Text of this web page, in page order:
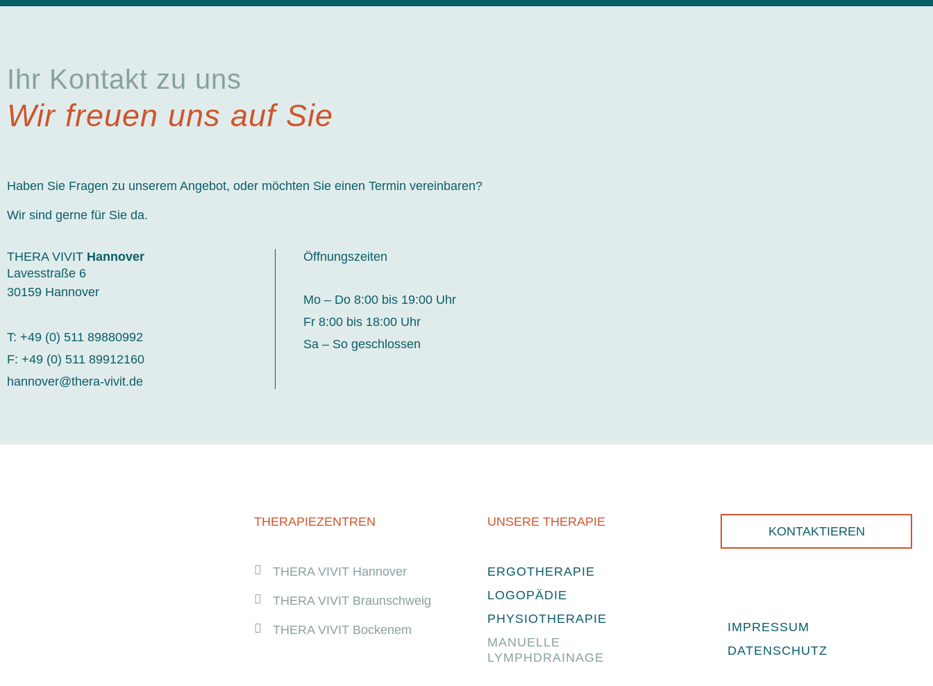
Ihr Kontakt zu uns
Wir freuen uns auf Sie
Haben Sie Fragen zu unserem Angebot, oder möchten Sie einen Termin vereinbaren?
Wir sind gerne für Sie da.
THERA VIVIT Hannover
Lavesstraße 6
30159 Hannover
T: +49 (0) 511 89880992
F: +49 (0) 511 89912160
hannover@thera-vivit.de
Öffnungszeiten
Mo – Do 8:00 bis 19:00 Uhr
Fr 8:00 bis 18:00 Uhr
Sa – So geschlossen
THERAPIEZENTREN
THERA VIVIT Hannover
THERA VIVIT Braunschweig
THERA VIVIT Bockenem
UNSERE THERAPIE
ERGOTHERAPIE
LOGOPÄDIE
PHYSIOTHERAPIE
MANUELLE
LYMPHDRAINAGE
KONTAKTIEREN
IMPRESSUM
DATENSCHUTZ